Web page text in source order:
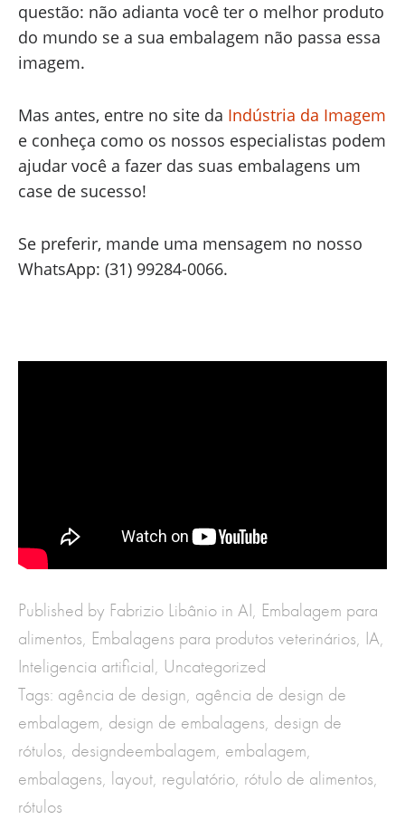
questão: não adianta você ter o melhor produto
do mundo se a sua embalagem não passa essa
imagem.
Mas antes, entre no site da Indústria da Imagem
e conheça como os nossos especialistas podem
ajudar você a fazer das suas embalagens um
case de sucesso!
Se preferir, mande uma mensagem no nosso
WhatsApp: (31) 99284-0066.
Published by Fabrizio Libânio in AI, Embalagem para
alimentos, Embalagens para produtos veterinários, IA,
Inteligencia artificial, Uncategorized
Tags: agência de design, agência de design de
embalagem, design de embalagens, design de
rótulos, designdeembalagem, embalagem,
embalagens, layout, regulatório, rótulo de alimentos,
rótulos